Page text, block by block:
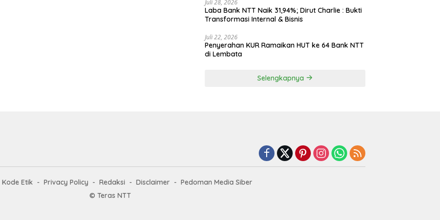
Juli 28, 2026
Laba Bank NTT Naik 31,94%; Dirut Charlie : Bukti
Transformasi Internal & Bisnis
Juli 22, 2026
Penyerahan KUR Ramaikan HUT ke 64 Bank NTT
di Lembata
Selengkapnya
Kode Etik Privacy Policy Redaksi Disclaimer
Pedoman Media Siber
© Teras NTT